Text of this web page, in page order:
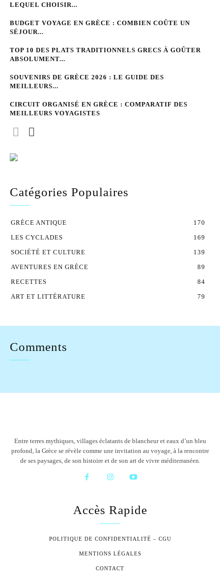
LEQUEL CHOISIR...
BUDGET VOYAGE EN GRÈCE : COMBIEN COÛTE UN
SÉJOUR...
TOP 10 DES PLATS TRADITIONNELS GRECS À GOÛTER
ABSOLUMENT...
SOUVENIRS DE GRÈCE 2026 : LE GUIDE DES
MEILLEURS...
CIRCUIT ORGANISÉ EN GRÈCE : COMPARATIF DES
MEILLEURS VOYAGISTES
Catégories Populaires
GRÈCE ANTIQUE
170
LES CYCLADES
169
SOCIÉTÉ ET CULTURE
139
AVENTURES EN GRÈCE
89
RECETTES
84
ART ET LITTÉRATURE
79
Comments
Entre terres mythiques, villages éclatants de blancheur et eaux d’un bleu
profond, la Grèce se révèle comme une invitation au voyage, à la rencontre
de ses paysages, de son histoire et de son art de vivre méditerranéen.
Accès Rapide
POLITIQUE DE CONFIDENTIALITÉ – CGU
MENTIONS LÉGALES
CONTACT